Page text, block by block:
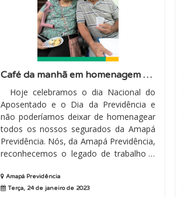
Café da manhã em homenagem ao Dia do Aposentado
Aposentado e o Dia da Previdência e
não poderíamos deixar de homenagear
todos os nossos segurados da Amapá
Previdência. Nós, da Amapá Previdência,
reconhecemos o legado de trabalho e
Amapá Previdência
Terça, 24 de janeiro de 2023